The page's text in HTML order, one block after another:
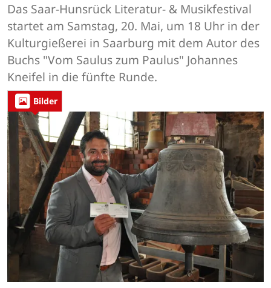
Das Saar-Hunsrück Literatur- & Musikfestival
startet am Samstag, 20. Mai, um 18 Uhr in der
Kulturgießerei in Saarburg mit dem Autor des
Buchs "Vom Saulus zum Paulus" Johannes
Kneifel in die fünfte Runde.
Bilder